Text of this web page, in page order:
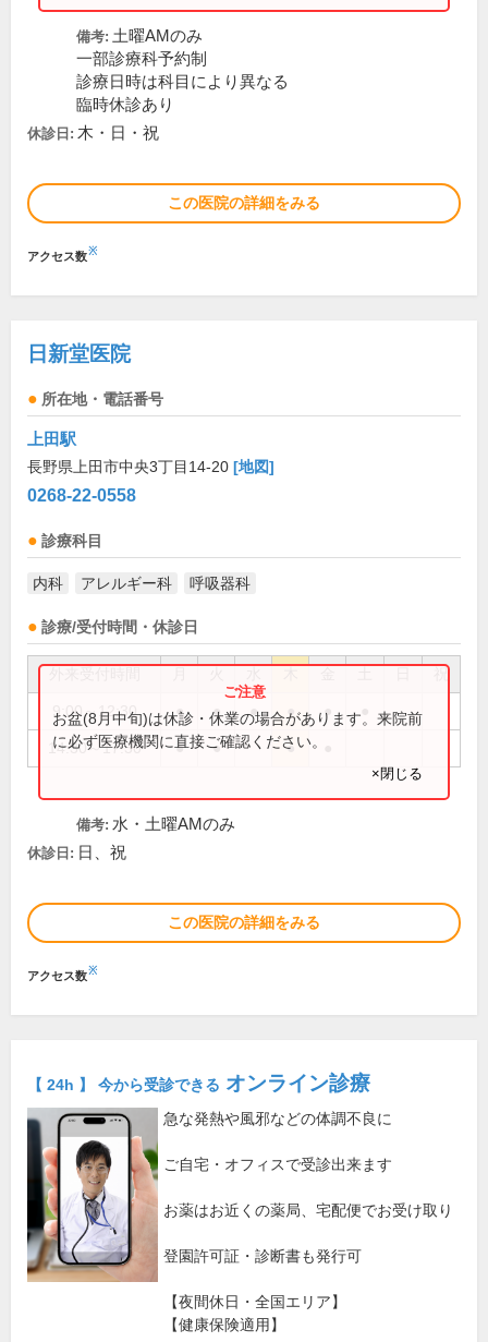
備考: 土曜AMのみ
一部診療科予約制
診療日時は科目により異なる
臨時休診あり
休診日: 木・日・祝
この医院の詳細をみる
アクセス数※
日新堂医院
所在地・電話番号
上田駅
長野県上田市中央3丁目14-20 [地図]
0268-22-0558
診療科目
内科 アレルギー科 呼吸器科
診療/受付時間・休診日
祝
9:00～12:30 ● ● ● ● ●
14:30～17:30 ● ● ●
お盆(8月中旬)は休診・休業の場合があります。来院前
に必ず医療機関に直接ご確認ください。
×閉じる
備考: 水・土曜AMのみ
休診日: 日、祝
この医院の詳細をみる
アクセス数※
【 24h 】 今から受診できる オンライン診療
急な発熱や風邪などの体調不良に
ご自宅・オフィスで受診出来ます
お薬はお近くの薬局、宅配便でお受け取り
登園許可証・診断書も発行可
【夜間休日・全国エリア】
【健康保険適用】